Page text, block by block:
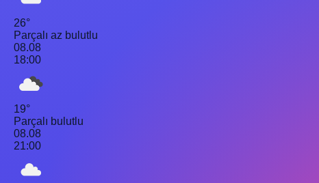
26°
Parçalı az bulutlu
08.08
18:00
19°
Parçalı bulutlu
08.08
21:00